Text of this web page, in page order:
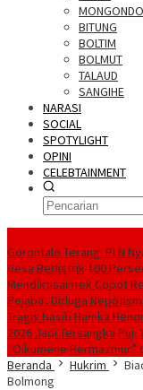
BITUNG
BOLTIM
BOLMUT
TALAUD
SANGIHE
NARASI
SOCIAL
SPOTYLIGHT
OPINI
CELEBTAINMENT
Gorontalo Terang. PLN
Desa Berlistrik 100
Mendiktisaintek Copot
Pejabat Diduga
Tragis Nasib Hamka
2026 Jadi Tersangka Puji
“Oikumene Bermazmur”
Beranda
Hukrim
Bolmong